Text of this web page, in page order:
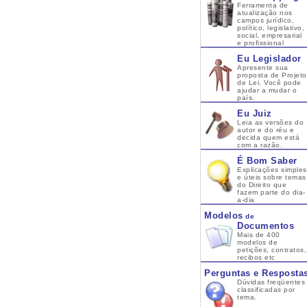
Ferramenta de
atualização nos
campos jurídico,
político, legislativo,
social, empresarial
e profissional
Eu Legislador
Apresente sua
proposta de Projeto
de Lei. Você pode
ajudar a mudar o
país.
Eu Juiz
Leia as versões do
autor e do réu e
decida quem está
com a razão.
É Bom Saber
Explicações simples
e úteis sobre temas
do Direito que
fazem parte do dia-
a-dia
Modelos de
Documentos
Mais de 400
modelos de
petições, contratos,
recibos etc
Perguntas e
Dúvidas freqüentes
classificadas por
tema.